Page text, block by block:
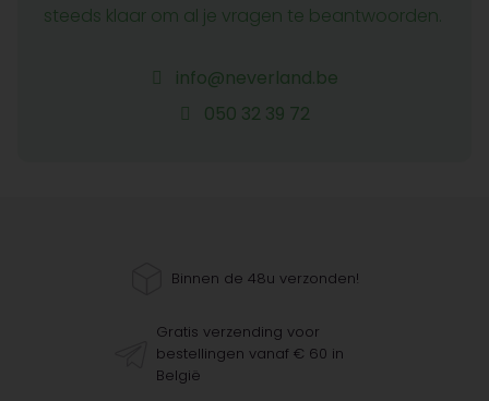
steeds klaar om al je vragen te beantwoorden.
info@neverland.be
050 32 39 72
Binnen de 48u verzonden!
Gratis verzending voor
bestellingen vanaf € 60 in
België